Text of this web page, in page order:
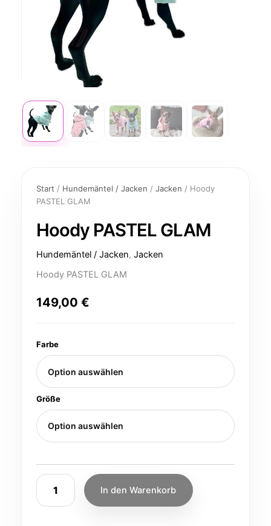
Start / Hundemäntel / Jacken / Jacken / Hoody
PASTEL GLAM
Hoody PASTEL GLAM
Hundemäntel / Jacken, Jacken
Hoody PASTEL GLAM
149,00 €
Farbe
Größe
PASTEL
GLAM
In den Warenkorb